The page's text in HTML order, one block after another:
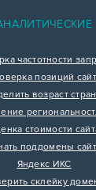
частотности
позиций
возраст
стоимости
поддомены
Яндекс ИКС
склейку